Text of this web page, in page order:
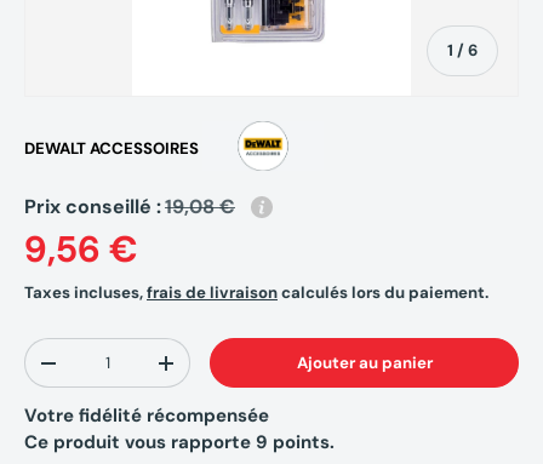
1 /de
6
DEWALT ACCESSOIRES
Prix conseillé :19,08 €
9,56 €
Taxes incluses,frais de livraisoncalculés lors du paiement.
Qté
-
+ Ajouter au panier
Votre fidélité récompensée
Ce produit vous rapporte 9 points.